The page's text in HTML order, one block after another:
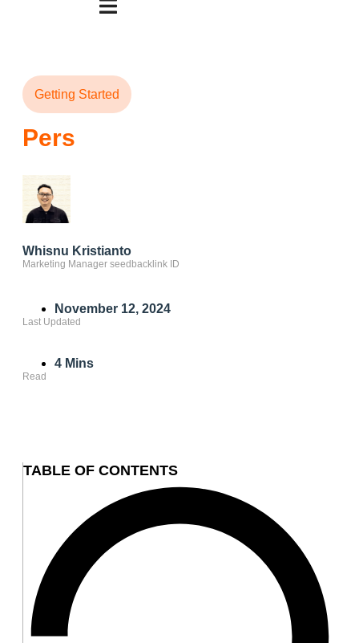
Getting Started
Pers
Whisnu Kristianto
Marketing Manager seedbacklink ID
November 12, 2024
Last Updated
4 Mins
Read
TABLE OF CONTENTS